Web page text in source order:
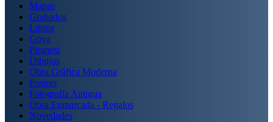
Mapas
Grabados
Libros
Goya
Piranesi
Dibujos
Obra Gráfica Moderna
Posters
Fotografía Antigua
Obra Enmarcada - Regalos
Novedades